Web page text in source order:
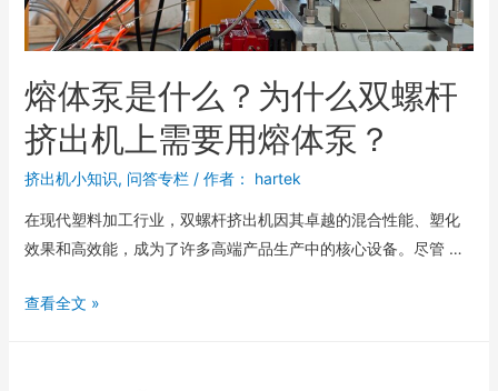
熔体泵是什么？为什么双螺杆
挤出机上需要用熔体泵？
挤出机小知识, 问答专栏/ 作者： hartek
在现代塑料加工行业，双螺杆挤出机因其卓越的混合性能、塑化
效果和高效能，成为了许多高端产品生产中的核心设备。尽管 …
查看全文 »